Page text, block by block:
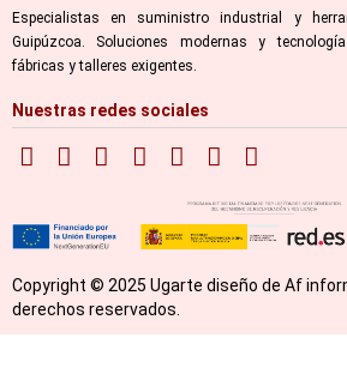
Especialistas en suministro industrial y
Guipúzcoa. Soluciones modernas y
fábricas y talleres exigentes.
Nuestras redes sociales
Copyright © 2025 Ugarte diseño de Af
derechos reservados.